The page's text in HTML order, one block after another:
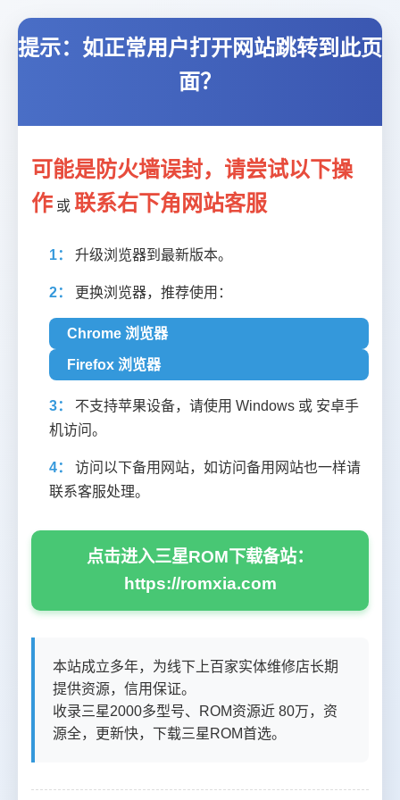
提示：如正常用户打开网站跳转到此页
面？
可能是防火墙误封，请尝试以下操
作 或 联系右下角网站客服
1： 升级浏览器到最新版本。
2： 更换浏览器，推荐使用：
Chrome 浏览器
Firefox 浏览器
3：
不支持苹果设备，请使用 Windows 或 安卓手
机访问。
4：
访问以下备用网站，如访问备用网站也一样请
联系客服处理。
点击进入三星ROM下载备站：
https://romxia.com
本站成立多年，为线下上百家实体维修店长期
提供资源，信用保证。
收录三星2000多型号、ROM资源近 80万，资
源全，更新快，下载三星ROM首选。